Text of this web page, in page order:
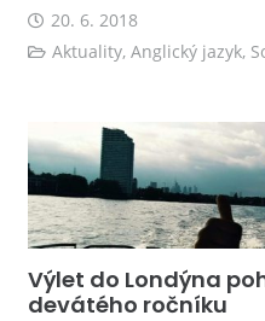
20. 6. 2018
Aktuality, Anglický jazyk,
Výlet do Londýna
devátého ročníku